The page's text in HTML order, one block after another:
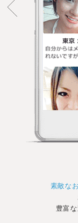
素敵な
豊富